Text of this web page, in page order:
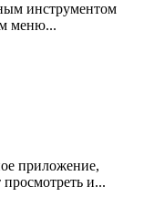
инструментом
меню...
приложение,
просмотреть и...